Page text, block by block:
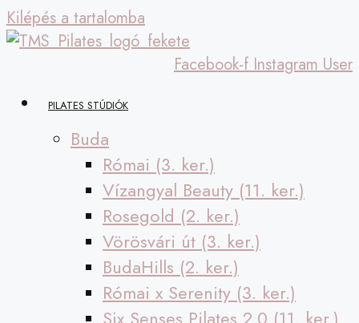
Kilépés a tartalomba
Facebook-f Instagram User
PILATES STÚDIÓK
Buda
Római (3. ker.)
Vízangyal Beauty (11. ker.)
Rosegold (2. ker.)
Vörösvári út (3. ker.)
BudaHills (2. ker.)
Római x Serenity (3. ker.)